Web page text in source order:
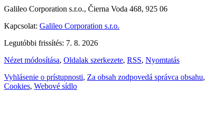
Galileo Corporation s.r.o., Čierna Voda 468, 925 06
Kapcsolat: Galileo Corporation s.r.o.
Legutóbbi frissítés: 7. 8. 2026
Nézet módosítása, Oldalak szerkezete, RSS, Nyomtatás
Vyhlásenie o prístupnosti, Za obsah zodpovedá správca obsahu,
Cookies, Webové sídlo